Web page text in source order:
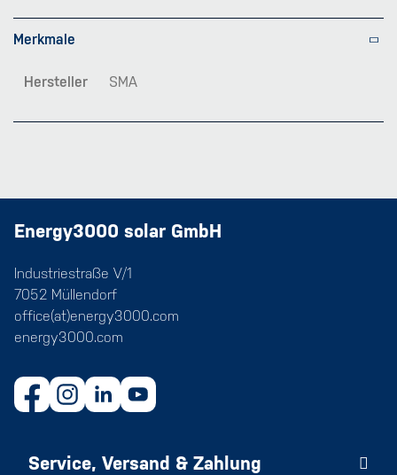
Merkmale
Hersteller SMA
Energy3000 solar GmbH
Industriestraße V/1
7052 Müllendorf
office(at)energy3000.com
energy3000.com
Service, Versand & Zahlung